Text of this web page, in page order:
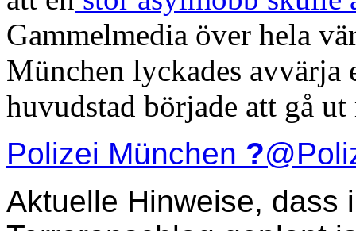
Gammelmedia över hela
München lyckades avvärja
huvudstad började att gå
Polizei München ?
Aktuelle Hinweise, dass